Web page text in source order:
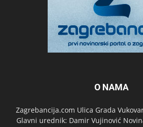
O NAMA
Zagrebancija.com Ulica Grada
Glavni urednik: Damir Vujinović